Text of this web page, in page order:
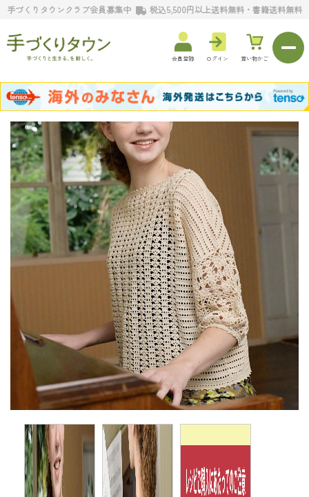
手づくりタウンクラブ会員募集中 税込5,500円以上送料無料・書籍送料無料
会員登録 ログイン 買い物かご